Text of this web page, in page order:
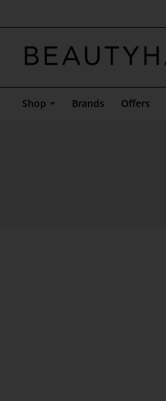
5
Shop Brands Offers